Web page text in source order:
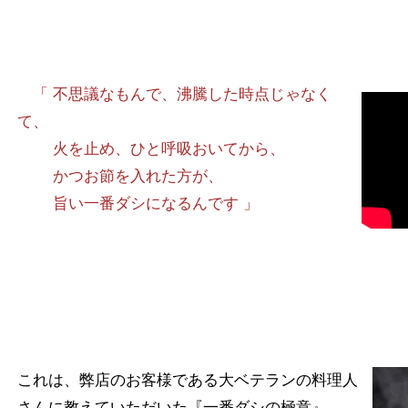
「 不思議なもんで、沸騰した時点じゃなく
て、
火を止め、ひと呼吸おいてから、
かつお節を入れた方が、
旨い一番ダシになるんです 」
これは、弊店のお客様である大ベテランの料理人